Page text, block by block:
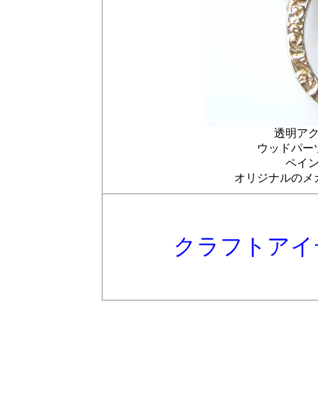
透明ア
ウッドパー
ペイ
オリジナルのメ
クラフトア